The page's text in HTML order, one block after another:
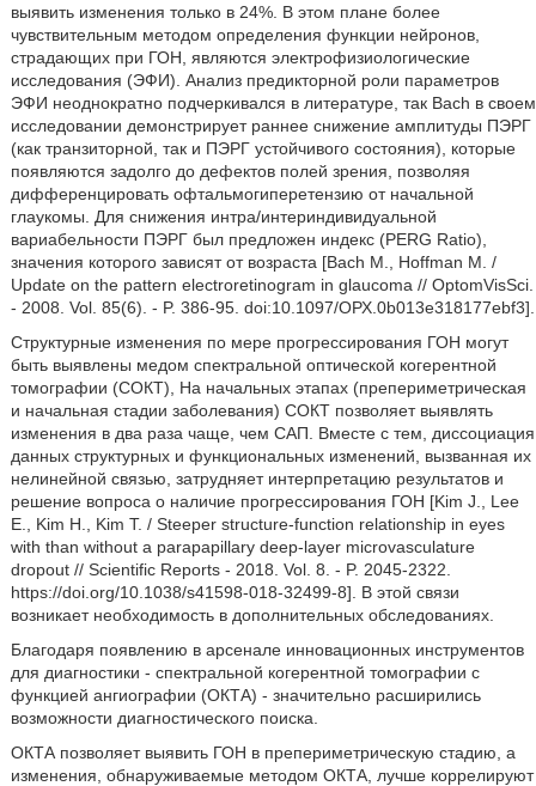
выявить изменения только в 24%. В этом плане более
чувствительным методом определения функции нейронов,
страдающих при ГОН, являются электрофизиологические
исследования (ЭФИ). Анализ предикторной роли параметров
ЭФИ неоднократно подчеркивался в литературе, так Bach в своем
исследовании демонстрирует раннее снижение амплитуды ПЭРГ
(как транзиторной, так и ПЭРГ устойчивого состояния), которые
появляются задолго до дефектов полей зрения, позволяя
дифференцировать офтальмогиперетензию от начальной
глаукомы. Для снижения интра/интериндивидуальной
вариабельности ПЭРГ был предложен индекс (PERG Ratio),
значения которого зависят от возраста [Bach М., Hoffman М. /
Update on the pattern electroretinogram in glaucoma // OptomVisSci.
- 2008. Vol. 85(6). - P. 386-95. doi:10.1097/ОРХ.0b013e318177ebf3].
Структурные изменения по мере прогрессирования ГОН могут
быть выявлены медом спектральной оптической когерентной
томографии (СОКТ), На начальных этапах (препериметрическая
и начальная стадии заболевания) СОКТ позволяет выявлять
изменения в два раза чаще, чем САП. Вместе с тем, диссоциация
данных структурных и функциональных изменений, вызванная их
нелинейной связью, затрудняет интерпретацию результатов и
решение вопроса о наличие прогрессирования ГОН [Kim J., Lee
Е., Kim Н., Kim Т. / Steeper structure-function relationship in eyes
with than without a parapapillary deep-layer microvasculature
dropout // Scientific Reports - 2018. Vol. 8. - P. 2045-2322.
https://doi.org/10.1038/s41598-018-32499-8]. В этой связи
возникает необходимость в дополнительных обследованиях.
Благодаря появлению в арсенале инновационных инструментов
для диагностики - спектральной когерентной томографии с
функцией ангиографии (ОКТА) - значительно расширились
возможности диагностического поиска.
ОКТА позволяет выявить ГОН в препериметрическую стадию, а
изменения, обнаруживаемые методом ОКТА, лучше коррелируют